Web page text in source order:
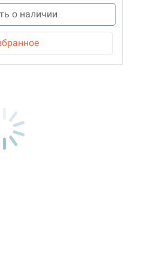
о наличии